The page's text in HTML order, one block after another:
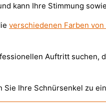
kann Ihre Stimmung
verschiedenen Farben
Auftritt suchen,
Sie Ihre Schnürsenkel zu